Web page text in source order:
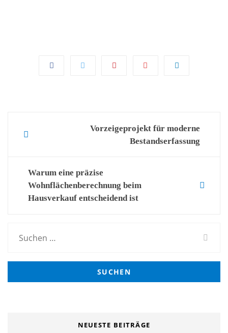
Post
Vorzeigeprojekt für moderne
Bestandserfassung
Warum eine präzise
Wohnflächenberechnung beim
Hausverkauf entscheidend ist
NEUESTE BEITRÄGE